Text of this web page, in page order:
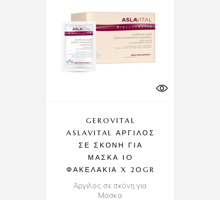
GEROVITAL
ASLAVITAL ΆΡΓΙΛΟΣ
ΣΕ ΣΚΌΝΗ ΓΙΑ
ΜΆΣΚΑ 10
ΦΑΚΕΛΆΚΙΑ X 20GR
Άργιλος σε σκόνη για
Μάσκα